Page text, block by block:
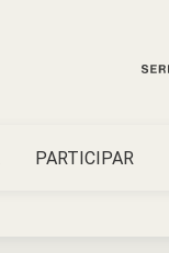
PARTICIPAR